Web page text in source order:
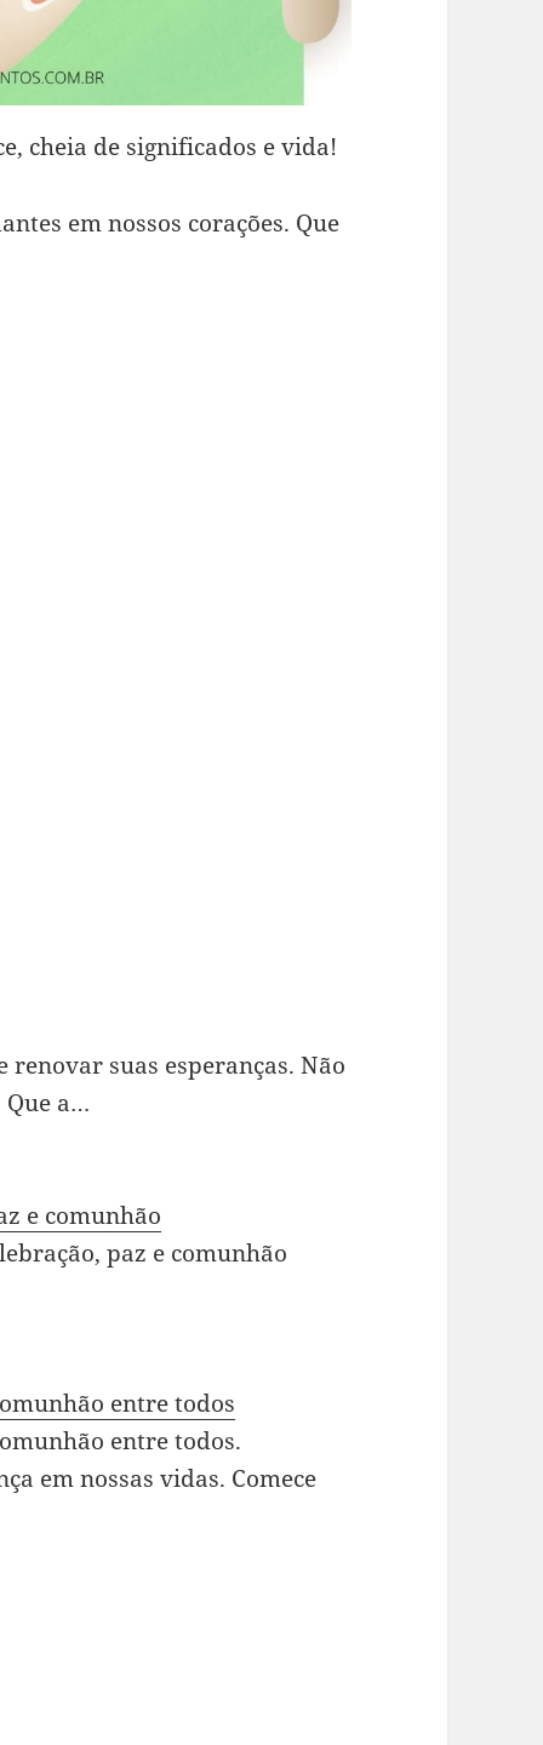
cheia de significados e vida!
em nossos corações. Que
renovar suas esperanças. Não
a…
e comunhão
paz e comunhão
entre todos
entre todos.
em nossas vidas. Comece